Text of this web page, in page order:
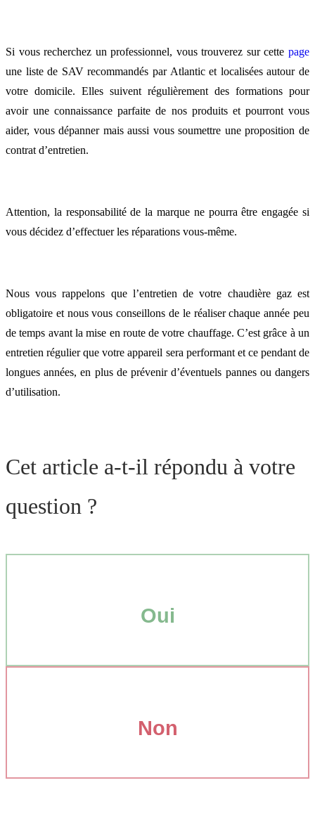
Si vous recherchez un professionnel, vous trouverez sur cette page
une liste de SAV recommandés par Atlantic et localisées autour de
votre domicile. Elles suivent régulièrement des formations pour
avoir une connaissance parfaite de nos produits et pourront vous
aider, vous dépanner mais aussi vous soumettre une proposition de
contrat d’entretien.
Attention, la responsabilité de la marque ne pourra être engagée si
vous décidez d’effectuer les réparations vous-même.
Nous vous rappelons que l’entretien de votre chaudière gaz est
obligatoire et nous vous conseillons de le réaliser chaque année peu
de temps avant la mise en route de votre chauffage. C’est grâce à un
entretien régulier que votre appareil sera performant et ce pendant de
longues années, en plus de prévenir d’éventuels pannes ou dangers
d’utilisation.
Cet article a-t-il répondu à votre
question ?
Oui
Non